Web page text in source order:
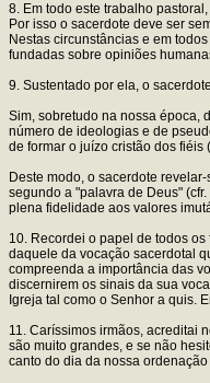
8. Em todo este trabalho
Por isso o sacerdote deve ser
Nestas circunstâncias e em
fundadas sobre opiniões
9. Sustentado por ela, o
Sim, sobretudo na nossa época,
número de ideologias e de
de formar o juízo cristão dos fiéis
Deste modo, o sacerdote
segundo a "palavra de Deus"
plena fidelidade aos valores
10. Recordei o papel de todos
daquele da vocação sacerdotal
compreenda a importância das
discernirem os sinais da sua
Igreja tal como o Senhor a quis.
11. Caríssimos irmãos, acreditai
são muito grandes, e se não
canto do dia da nossa